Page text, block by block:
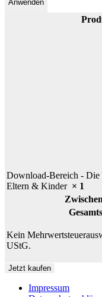
Anwenden
Download-Bereich - Die
Eltern & Kinder × 1
Kein
UStG.
Jetzt kaufen
Impressum